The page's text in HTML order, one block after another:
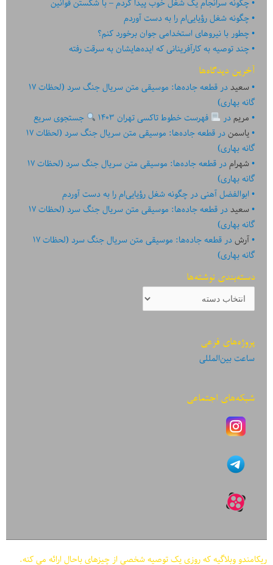
چگونه شغل رؤیایی‌ام را به دست آوردم
چطور با نیروهای استخدامی جوان برخورد کنم؟
چند توصیه به کارآفرینانی که ایده‏‏‌‏‏‌هایشان به سرقت رفته
آخرین دیدگاه‌ها
سعیددر
قطعه جاده‌ها: موسیقی متن سریال جنگ سرد (لحظات ۱۷
گانه بهاری)
مریمدر فهرست خطوط تاکسی تهران ۱۴۰۳
جستجوی سریع
یاسمندر
قطعه جاده‌ها: موسیقی متن سریال جنگ سرد (لحظات ۱۷
گانه بهاری)
شهرامدر
قطعه جاده‌ها: موسیقی متن سریال جنگ سرد (لحظات ۱۷
گانه بهاری)
ابوالفضل آهنیدر چگونه شغل رؤیایی‌ام را به دست آوردم
سعیددر
قطعه جاده‌ها: موسیقی متن سریال جنگ سرد (لحظات ۱۷
گانه بهاری)
آرشدر
قطعه جاده‌ها: موسیقی متن سریال جنگ سرد (لحظات ۱۷
گانه بهاری)
دسته‌بندی نوشته‌ها
دسته‌بندی
نوشته‌ها
پروژه‌های فرعی
ساعت بین‌المللی
شبکه‌های اجتماعی
ریکامندو وبلاگیه که روزی یک توصیه شخصی از چیزهای باحال ارائه می کنه.